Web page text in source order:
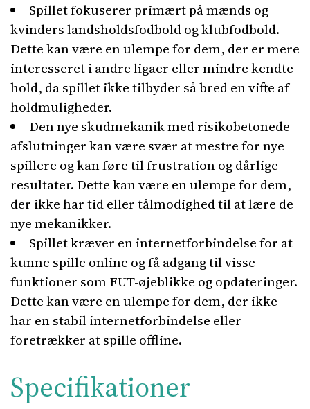
Spillet fokuserer primært på mænds og
kvinders landsholdsfodbold og klubfodbold.
Dette kan være en ulempe for dem, der er mere
interesseret i andre ligaer eller mindre kendte
hold, da spillet ikke tilbyder så bred en vifte af
holdmuligheder.
Den nye skudmekanik med risikobetonede
afslutninger kan være svær at mestre for nye
spillere og kan føre til frustration og dårlige
resultater. Dette kan være en ulempe for dem,
der ikke har tid eller tålmodighed til at lære de
nye mekanikker.
Spillet kræver en internetforbindelse for at
kunne spille online og få adgang til visse
funktioner som FUT-øjeblikke og opdateringer.
Dette kan være en ulempe for dem, der ikke
har en stabil internetforbindelse eller
foretrækker at spille offline.
Specifikationer